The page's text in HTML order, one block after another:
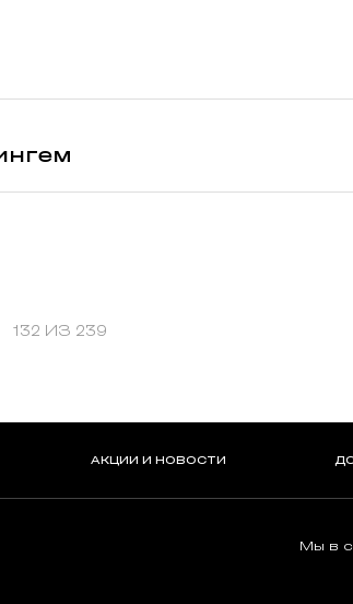
132 ИЗ 239
АКЦИИ И НОВОСТИ
Мы в